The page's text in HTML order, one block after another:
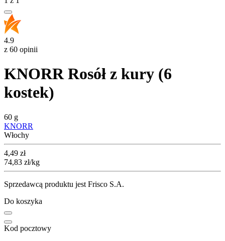
4.9
z 60 opinii
KNORR Rosół z kury (6
kostek)
60 g
KNORR
Włochy
Cena
4,49 zł
74,83 zł/kg
Sprzedawcą produktu jest Frisco S.A.
Do koszyka
Kod pocztowy